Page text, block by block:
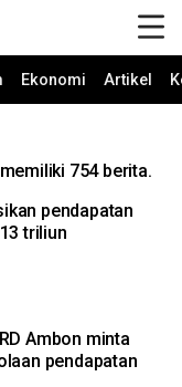
Ekonomi Artikel
754 berita.
pendapatan
triliun
Ambon minta
pendapatan